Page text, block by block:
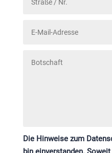
Die Hinweise zum